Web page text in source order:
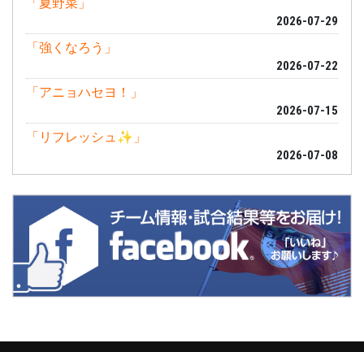
2026-07-29
「強くなろう」
2026-07-22
「アニョハセヨ！」
2026-07-15
「リフレッシュ✨」
2026-07-08